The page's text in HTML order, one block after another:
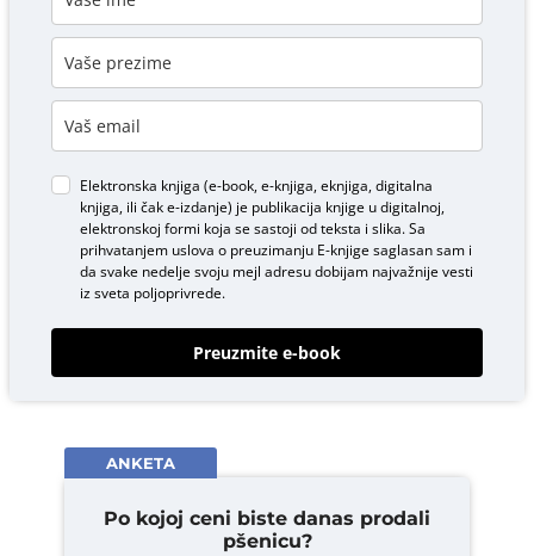
Elektronska knjiga (e-book, e-knjiga, eknjiga, digitalna
knjiga, ili čak e-izdanje) je publikacija knjige u digitalnoj,
elektronskoj formi koja se sastoji od teksta i slika. Sa
prihvatanjem uslova o preuzimanju E-knjigesaglasan sam i
da svake nedelje svoju mejl adresu dobijam najvažnije vesti
iz sveta poljoprivrede.
Preuzmite e-book
ANKETA
Po kojoj ceni biste danas prodali
pšenicu?